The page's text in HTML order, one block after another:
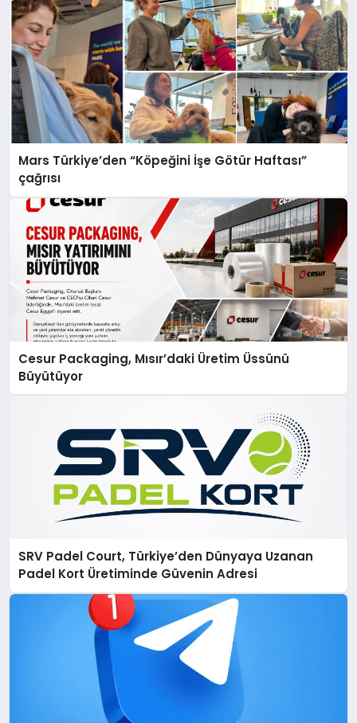
Mars Türkiye’den “Köpeğini İşe Götür Haftası”
çağrısı
Cesur Packaging, Mısır’daki Üretim Üssünü
Büyütüyor
SRV Padel Court, Türkiye’den Dünyaya Uzanan
Padel Kort Üretiminde Güvenin Adresi